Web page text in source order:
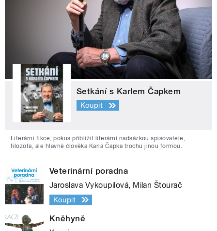
Setkání s Karlem Čapkem
Koupit
Literární fikce, pokus přiblížit literární nadsázkou spisovatele,
filozofa, ale hlavně člověka Karla Čapka trochu jinou formou.
Veterinární poradna
Jaroslava Vykoupilová, Milan Štourač
Koupit
Kněhyně